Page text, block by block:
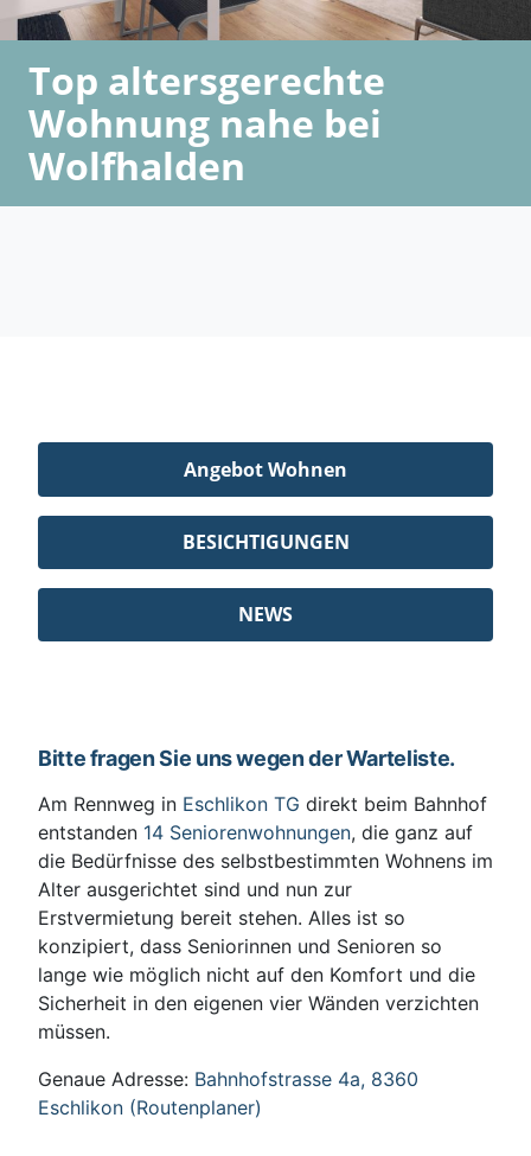
Top altersgerechte
Wohnung nahe bei
Wolfhalden
Angebot Wohnen
BESICHTIGUNGEN
NEWS
Bitte fragen Sie uns wegen der Warteliste.
Am Rennweg in Eschlikon TG direkt beim Bahnhof
entstanden 14 Seniorenwohnungen, die ganz auf
die Bedürfnisse des selbstbestimmten Wohnens im
Alter ausgerichtet sind und nun zur
Erstvermietung bereit stehen. Alles ist so
konzipiert, dass Seniorinnen und Senioren so
lange wie möglich nicht auf den Komfort und die
Sicherheit in den eigenen vier Wänden verzichten
müssen.
Genaue Adresse: Bahnhofstrasse 4a, 8360
Eschlikon (Routenplaner)